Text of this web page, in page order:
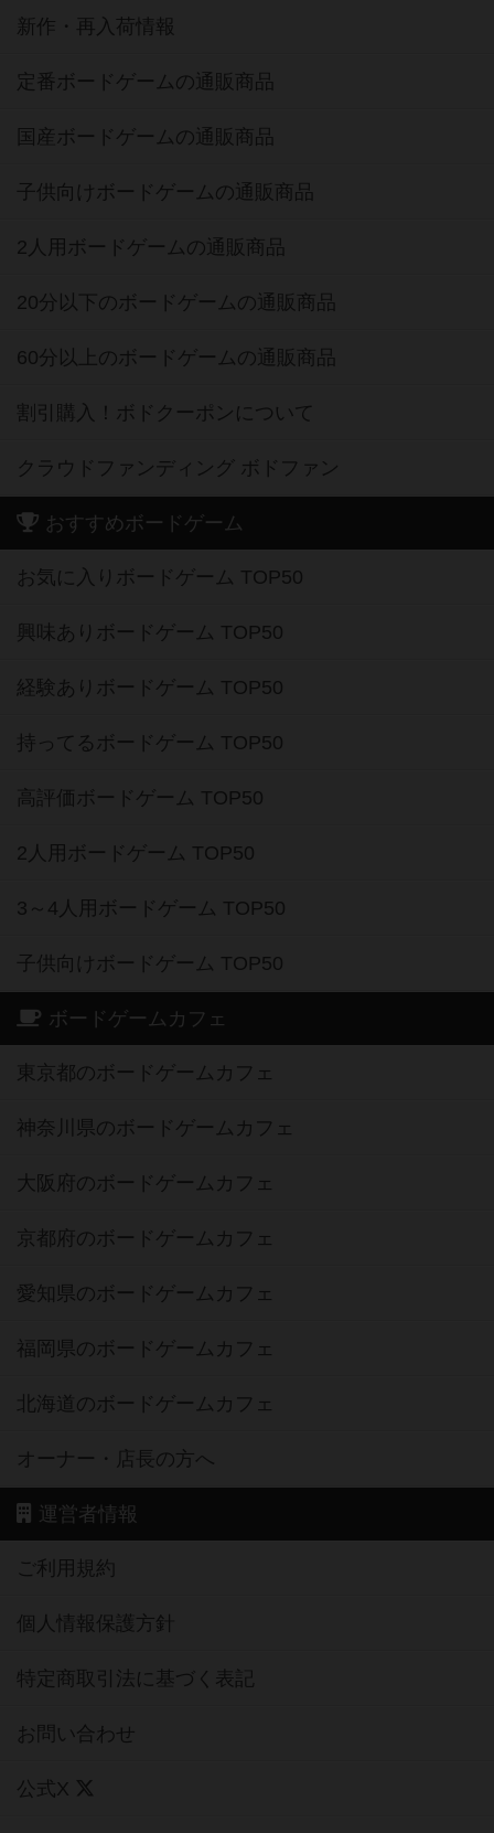
新作・再入荷情報
定番ボードゲームの通販商品
国産ボードゲームの通販商品
子供向けボードゲームの通販商品
2人用ボードゲームの通販商品
20分以下のボードゲームの通販商品
60分以上のボードゲームの通販商品
割引購入！ボドクーポンについて
クラウドファンディング ボドファン
おすすめボードゲーム
お気に入りボードゲーム TOP50
興味ありボードゲーム TOP50
経験ありボードゲーム TOP50
持ってるボードゲーム TOP50
高評価ボードゲーム TOP50
2人用ボードゲーム TOP50
3～4人用ボードゲーム TOP50
子供向けボードゲーム TOP50
ボードゲームカフェ
東京都のボードゲームカフェ
神奈川県のボードゲームカフェ
大阪府のボードゲームカフェ
京都府のボードゲームカフェ
愛知県のボードゲームカフェ
福岡県のボードゲームカフェ
北海道のボードゲームカフェ
オーナー・店長の方へ
運営者情報
ご利用規約
個人情報保護方針
特定商取引法に基づく表記
お問い合わせ
公式X